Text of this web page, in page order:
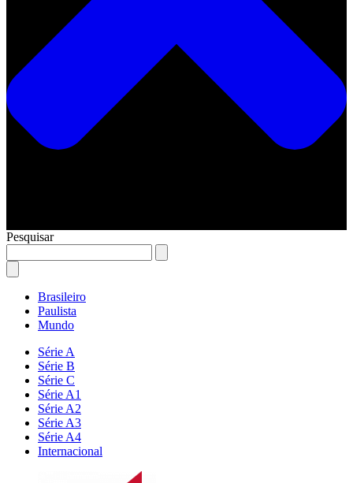
Pesquisar
Brasileiro
Paulista
Mundo
Série A
Série B
Série C
Série A1
Série A2
Série A3
Série A4
Internacional